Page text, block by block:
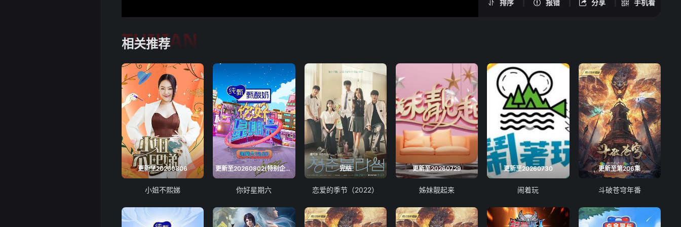
排序 报错 分享 手机看
相关推荐
TUIJIAN
更新至20260806
小姐不熙娣
更新至20260802(特别企划)
你好星期六
完结
恋爱的季节（2022）
更新至20260729
姊妹靓起来
更新至20260730
闹着玩
更新至第206集
斗破苍穹年番